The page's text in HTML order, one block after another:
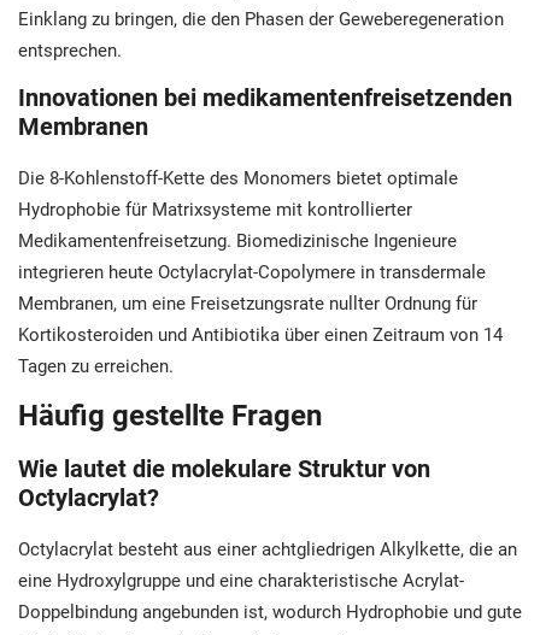
Einklang zu bringen, die den Phasen der Geweberegeneration
entsprechen.
Innovationen bei medikamentenfreisetzenden
Membranen
Die 8-Kohlenstoff-Kette des Monomers bietet optimale
Hydrophobie für Matrixsysteme mit kontrollierter
Medikamentenfreisetzung. Biomedizinische Ingenieure
integrieren heute Octylacrylat-Copolymere in transdermale
Membranen, um eine Freisetzungsrate nullter Ordnung für
Kortikosteroiden und Antibiotika über einen Zeitraum von 14
Tagen zu erreichen.
Häufig gestellte Fragen
Wie lautet die molekulare Struktur von
Octylacrylat?
Octylacrylat besteht aus einer achtgliedrigen Alkylkette, die an
eine Hydroxylgruppe und eine charakteristische Acrylat-
Doppelbindung angebunden ist, wodurch Hydrophobie und gute